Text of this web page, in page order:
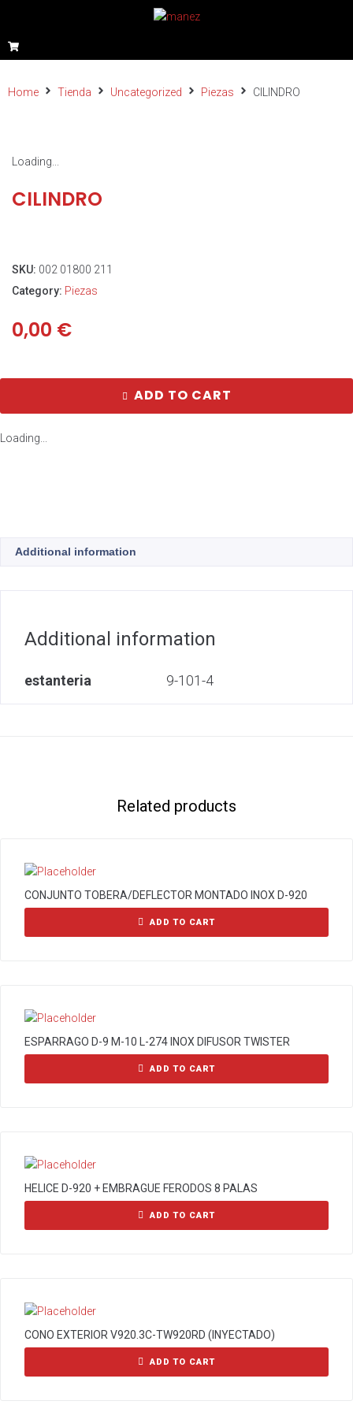
Home Tienda Uncategorized Piezas CILINDRO
Loading...
CILINDRO
SKU: 002 01800 211
Category: Piezas
0,00 €
ADD TO CART
Loading...
Additional information
Additional information
estanteria 9-101-4
Related products
CONJUNTO TOBERA/DEFLECTOR MONTADO INOX D-920
ADD TO CART
ESPARRAGO D-9 M-10 L-274 INOX DIFUSOR TWISTER
ADD TO CART
HELICE D-920 + EMBRAGUE FERODOS 8 PALAS
ADD TO CART
CONO EXTERIOR V920.3C-TW920RD (INYECTADO)
ADD TO CART